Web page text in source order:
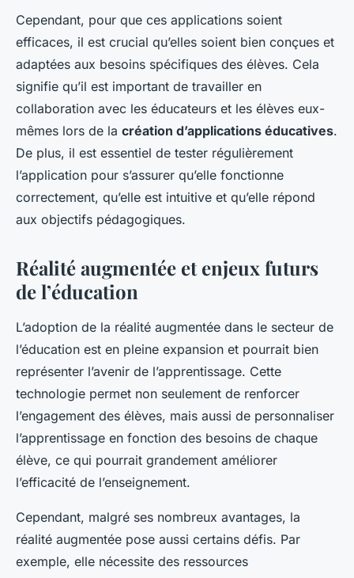
Cependant, pour que ces applications soient
efficaces, il est crucial qu’elles soient bien conçues et
adaptées aux besoins spécifiques des élèves. Cela
signifie qu’il est important de travailler en
collaboration avec les éducateurs et les élèves eux-
mêmes lors de la création d’applications éducatives.
De plus, il est essentiel de tester régulièrement
l’application pour s’assurer qu’elle fonctionne
correctement, qu’elle est intuitive et qu’elle répond
aux objectifs pédagogiques.
Réalité augmentée et enjeux futurs
de l’éducation
L’adoption de la réalité augmentée dans le secteur de
l’éducation est en pleine expansion et pourrait bien
représenter l’avenir de l’apprentissage. Cette
technologie permet non seulement de renforcer
l’engagement des élèves, mais aussi de personnaliser
l’apprentissage en fonction des besoins de chaque
élève, ce qui pourrait grandement améliorer
l’efficacité de l’enseignement.
Cependant, malgré ses nombreux avantages, la
réalité augmentée pose aussi certains défis. Par
exemple, elle nécessite des ressources